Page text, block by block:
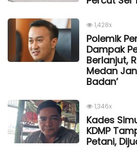
1,428x
Polemik
Dampak
Berlanjut,
Medan
Badan’
1,346x
Kades
KDMP
Petani,